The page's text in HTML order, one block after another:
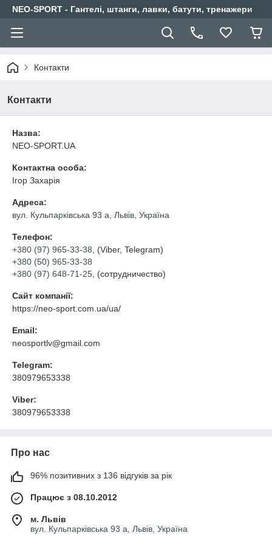
NEO-SPORT - Гантелі, штанги, лавки, батути, тренажери
Контакти
Контакти
Назва:
NEO-SPORT.UA
Контактна особа:
Ігор Захарія
Адреса:
вул. Кульпарківська 93 а, Львів, Україна
Телефон:
+380 (97) 965-33-38 , (Viber, Telegram)
+380 (50) 965-33-38
+380 (97) 648-71-25 , (сотрудничество)
Сайт компанії:
https://neo-sport.com.ua/ua/
Email:
neosportlv@gmail.com
Telegram:
380979653338
Viber:
380979653338
Про нас
96% позитивних з 136 відгуків за рік
Працює з 08.10.2012
м. Львів
вул. Кульпарківська 93 а, Львів, Україна